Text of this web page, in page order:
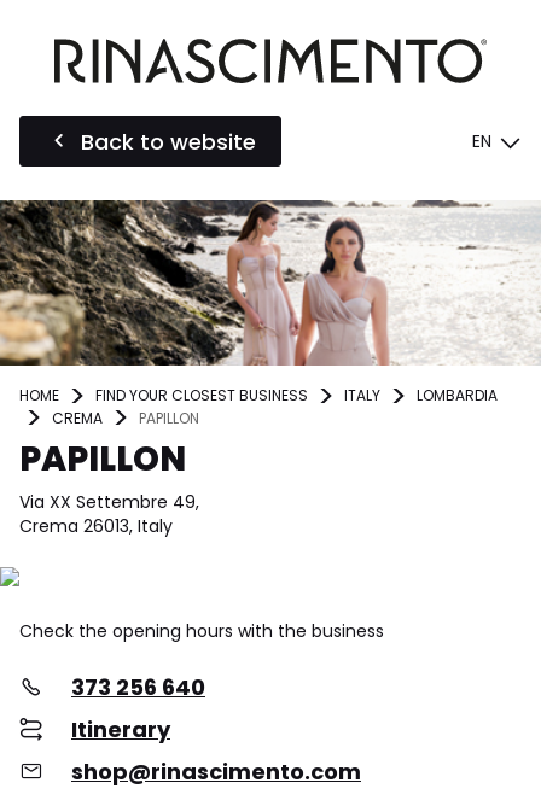
Back to website EN
HOME FIND YOUR CLOSEST BUSINESS ITALY
LOMBARDIA
CREMA
PAPILLON
PAPILLON
Via XX Settembre 49,
Crema 26013, Italy
Check the opening hours with the business
373 256 640
Itinerary
shop@rinascimento.com